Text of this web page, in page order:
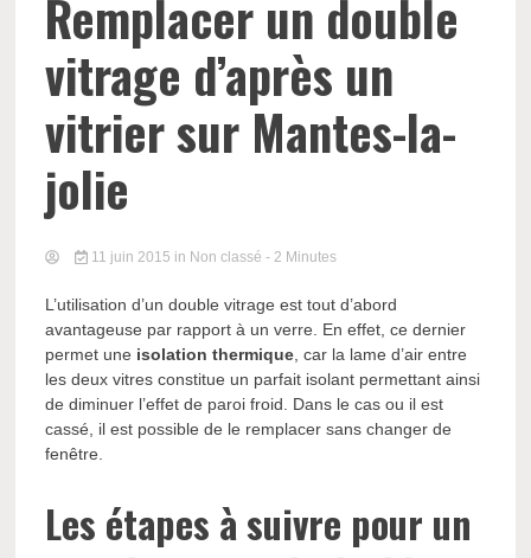
Remplacer un double
vitrage d’après un
vitrier sur Mantes-la-
jolie
11 juin 2015 in Non classé - 2 Minutes
L’utilisation d’un double vitrage est tout d’abord
avantageuse par rapport à un verre. En effet, ce dernier
permet une isolation thermique , car la lame d’air entre
les deux vitres constitue un parfait isolant permettant ainsi
de diminuer l’effet de paroi froid. Dans le cas ou il est
cassé, il est possible de le remplacer sans changer de
fenêtre.
Les étapes à suivre pour un